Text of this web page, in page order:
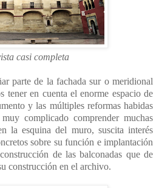
casi completa
parte de la fachada sur o meridional
tener en cuenta el enorme espacio de
y las múltiples reformas habidas
complicado comprender muchas
la esquina del muro, suscita interés
sobre su función e implantación
de las balconadas que de
construcción en el archivo.